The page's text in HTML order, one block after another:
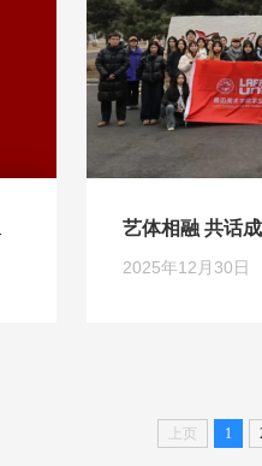
2025年12月30日
上页 1